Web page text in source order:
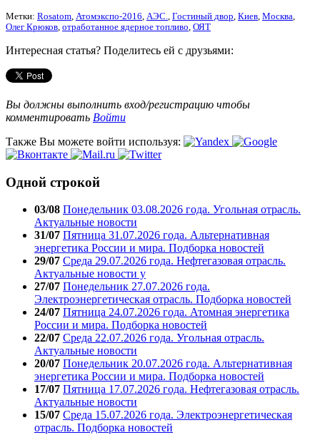
Метки: Rosatom, Атомэкспо-2016, АЭС., Гостиный двор, Киев, Москва,
Олег Крюков, отработанное ядерное топливо, ОЯТ
Интересная статья? Поделитесь ей с друзьями:
Вы должны выполнить вход/регистрацию чтобы
комментировать Войти
Также Вы можете войти используя:
Одной строкой
03/08 Понедельник 03.08.2026 года. Угольная отрасль.
Актуальные новости
31/07 Пятница 31.07.2026 года. Альтернативная
энергетика России и мира. Подборка новостей
29/07 Среда 29.07.2026 года. Нефтегазовая отрасль.
Актуальные новости у
27/07 Понедельник 27.07.2026 года.
Электроэнергетическая отрасль. Подборка новостей
24/07 Пятница 24.07.2026 года. Атомная энергетика
России и мира. Подборка новостей
22/07 Среда 22.07.2026 года. Угольная отрасль.
Актуальные новости
20/07 Понедельник 20.07.2026 года. Альтернативная
энергетика России и мира. Подборка новостей
17/07 Пятница 17.07.2026 года. Нефтегазовая отрасль.
Актуальные новости
15/07 Среда 15.07.2026 года. Электроэнергетическая
отрасль. Подборка новостей